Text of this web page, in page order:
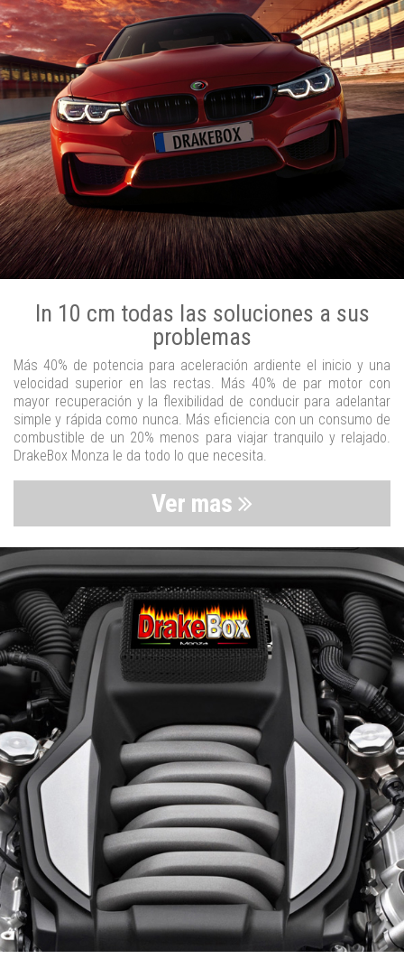
In 10 cm todas las soluciones a sus
problemas
Más 40% de potencia para aceleración ardiente el inicio y una
velocidad superior en las rectas. Más 40% de par motor con
mayor recuperación y la flexibilidad de conducir para adelantar
simple y rápida como nunca. Más eficiencia con un consumo de
combustible de un 20% menos para viajar tranquilo y relajado.
DrakeBox Monza le da todo lo que necesita.
Ver mas